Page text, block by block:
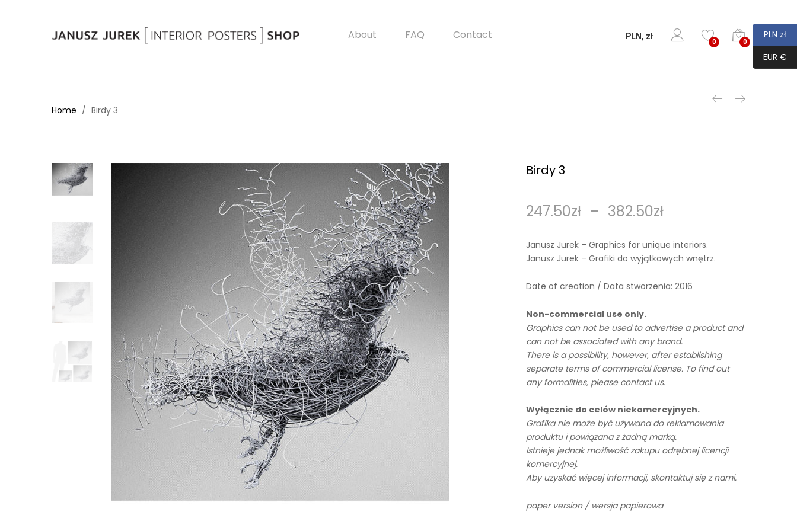
About FAQ Contact PLN, zł
0 0
Home Birdy 3
Birdy 3
247.50zł – 382.50zł
Janusz Jurek – Graphics for unique interiors.
Janusz Jurek – Grafiki do wyjątkowych wnętrz.
Date of creation / Data stworzenia: 2016
Non-commercial use only.
Graphics can not be used to advertise a product and
can not be associated with any brand.
There is a possibility, however, after establishing
separate terms of commercial license. To find out
any formalities, please contact us.
Wyłącznie do celów niekomercyjnych.
Grafika nie może być używana do reklamowania
produktu i powiązana z żadną marką.
Istnieje jednak możliwość zakupu odrębnej licencji
komercyjnej.
Aby uzyskać więcej informacji, skontaktuj się z nami.
paper version / wersja papierowa
PLN zł
EUR €